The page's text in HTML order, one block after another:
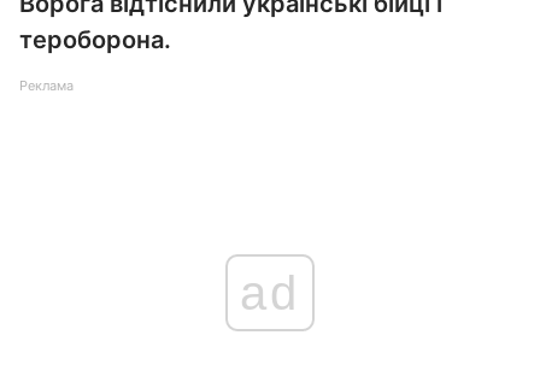
тероборона.
Реклама
ad